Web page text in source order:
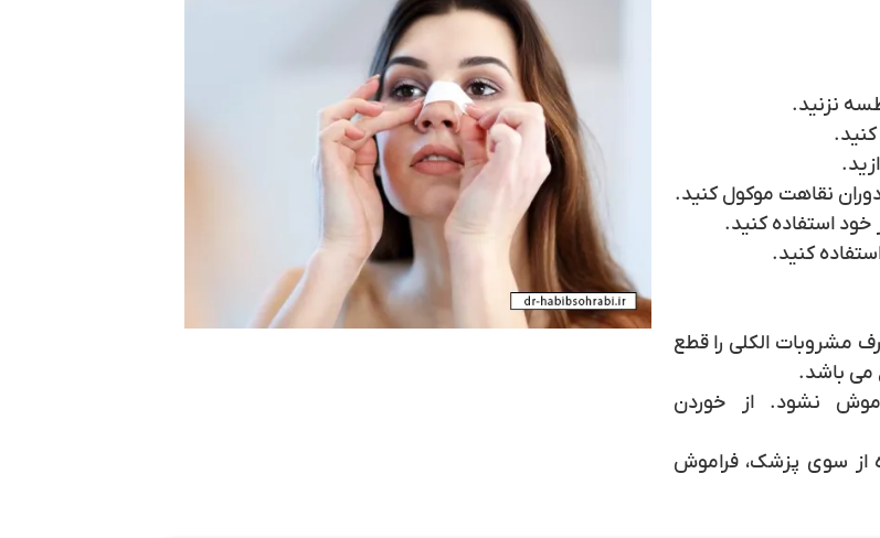
نزنید.
نقاهت موکول کنید.
خود استفاده کنید.
از آن، مصرف مشروبات الکلی را قطع
می باشد.
نشود. از خوردن
از سوی پزشک، فراموش